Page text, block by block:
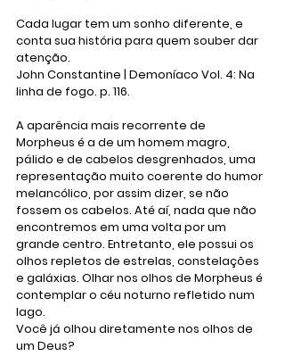
Cada lugar tem um sonho diferente, e
conta sua história para quem souber dar
atenção.
John Constantine | Demoníaco Vol. 4: Na
linha de fogo. p. 116.
A aparência mais recorrente de
Morpheus é a de um homem magro,
pálido e de cabelos desgrenhados, uma
representação muito coerente do humor
melancólico, por assim dizer, se não
fossem os cabelos. Até aí, nada que não
encontremos em uma volta por um
grande centro. Entretanto, ele possui os
olhos repletos de estrelas, constelações
e galáxias. Olhar nos olhos de Morpheus é
contemplar o céu noturno refletido num
lago.
Você já olhou diretamente nos olhos de
um Deus?